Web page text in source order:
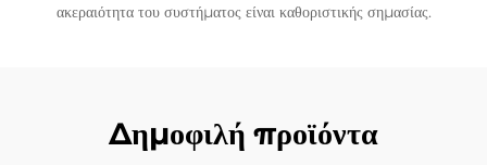
ακεραιότητα του συστήματος είναι καθοριστικής σημασίας.
Δημοφιλή προϊόντα